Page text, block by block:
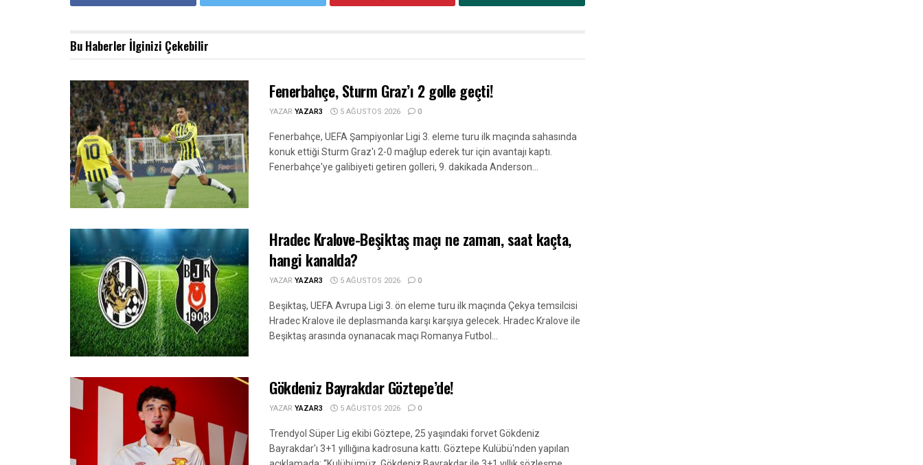
Bu Haberler İlginizi Çekebilir
Fenerbahçe, Sturm Graz’ı 2 golle geçti!
YAZAR YAZAR3 5 AĞUSTOS 2026 0
Fenerbahçe, UEFA Şampiyonlar Ligi 3. eleme turu ilk maçında sahasında
konuk ettiği Sturm Graz'ı 2-0 mağlup ederek tur için avantajı kaptı.
Fenerbahçe'ye galibiyeti getiren golleri, 9. dakikada Anderson...
Hradec Kralove-Beşiktaş maçı ne zaman, saat kaçta,
hangi kanalda?
YAZAR YAZAR3 5 AĞUSTOS 2026 0
Beşiktaş, UEFA Avrupa Ligi 3. ön eleme turu ilk maçında Çekya temsilcisi
Hradec Kralove ile deplasmanda karşı karşıya gelecek. Hradec Kralove ile
Beşiktaş arasında oynanacak maçı Romanya Futbol...
Gökdeniz Bayrakdar Göztepe’de!
YAZAR YAZAR3 5 AĞUSTOS 2026 0
Trendyol Süper Lig ekibi Göztepe, 25 yaşındaki forvet Gökdeniz
Bayrakdar'ı 3+1 yıllığına kadrosuna kattı. Göztepe Kulübü'nden yapılan